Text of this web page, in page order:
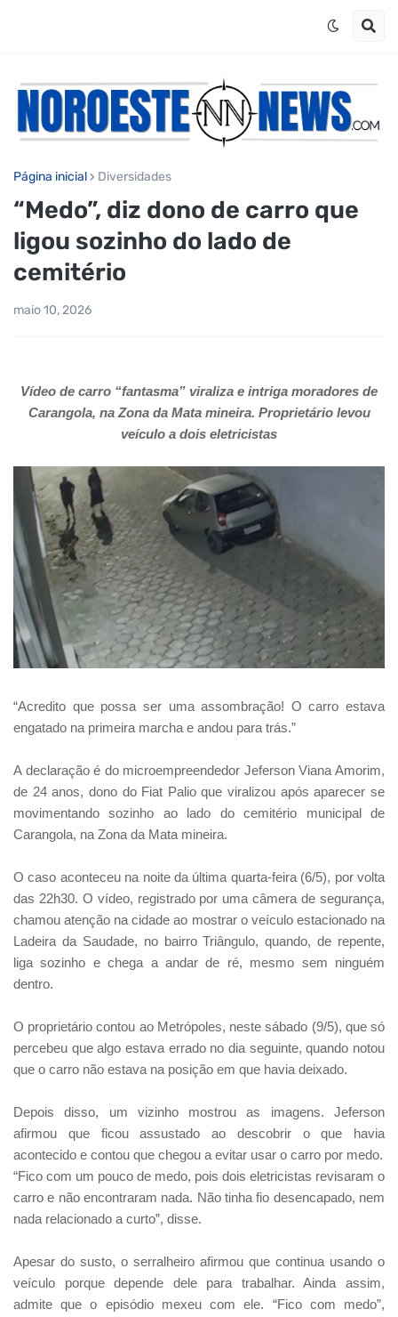
Página inicial Diversidades
“Medo”, diz dono de carro que
ligou sozinho do lado de
cemitério
maio 10, 2026
Vídeo de carro “fantasma” viraliza e intriga moradores de
Carangola, na Zona da Mata mineira. Proprietário levou
veículo a dois eletricistas
“Acredito que possa ser uma assombração! O carro estava
engatado na primeira marcha e andou para trás.”
A declaração é do microempreendedor Jeferson Viana Amorim,
de 24 anos, dono do Fiat Palio que viralizou após aparecer se
movimentando sozinho ao lado do cemitério municipal de
Carangola, na Zona da Mata mineira.
O caso aconteceu na noite da última quarta-feira (6/5), por volta
das 22h30. O vídeo, registrado por uma câmera de segurança,
chamou atenção na cidade ao mostrar o veículo estacionado na
Ladeira da Saudade, no bairro Triângulo, quando, de repente,
liga sozinho e chega a andar de ré, mesmo sem ninguém
dentro.
O proprietário contou ao Metrópoles, neste sábado (9/5), que só
percebeu que algo estava errado no dia seguinte, quando notou
que o carro não estava na posição em que havia deixado.
Depois disso, um vizinho mostrou as imagens. Jeferson
afirmou que ficou assustado ao descobrir o que havia
acontecido e contou que chegou a evitar usar o carro por medo.
“Fico com um pouco de medo, pois dois eletricistas revisaram o
carro e não encontraram nada. Não tinha fio desencapado, nem
nada relacionado a curto”, disse.
Apesar do susto, o serralheiro afirmou que continua usando o
veículo porque depende dele para trabalhar. Ainda assim,
admite que o episódio mexeu com ele. “Fico com medo”,